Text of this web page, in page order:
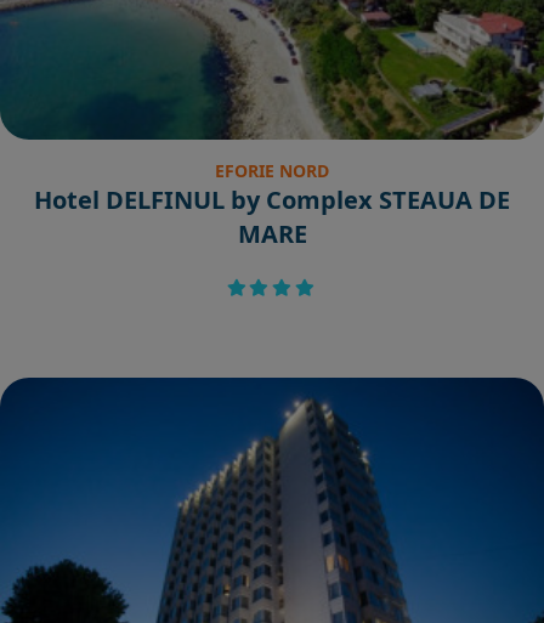
EFORIE NORD
Hotel DELFINUL by Complex STEAUA DE
MARE